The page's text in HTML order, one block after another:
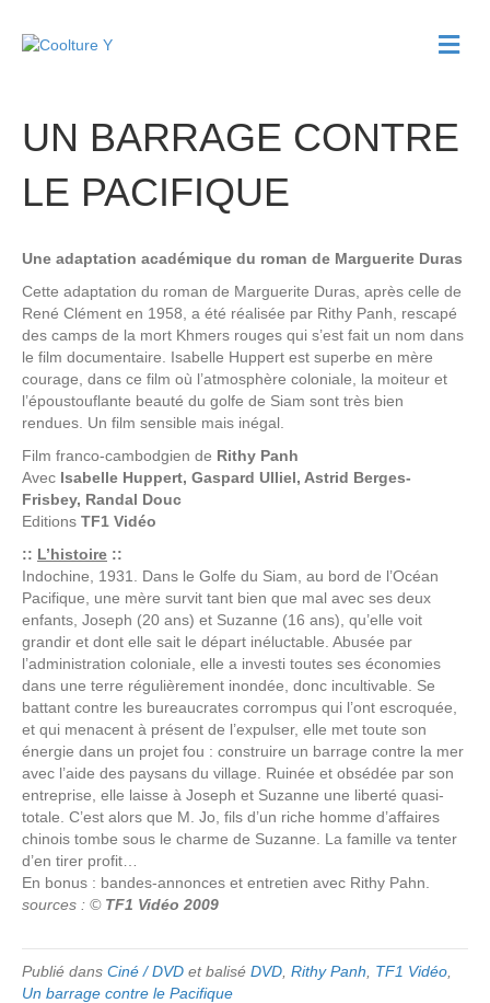
M
e
UN BARRAGE CONTRE
LE PACIFIQUE
Une adaptation académique du roman de Marguerite Duras
Cette adaptation du roman de Marguerite Duras, après celle de
René Clément en 1958, a été réalisée par Rithy Panh, rescapé
des camps de la mort Khmers rouges qui s’est fait un nom dans
le film documentaire. Isabelle Huppert est superbe en mère
courage, dans ce film où l’atmosphère coloniale, la moiteur et
l’époustouflante beauté du golfe de Siam sont très bien
rendues. Un film sensible mais inégal.
Film franco-cambodgien de Rithy Panh
Avec Isabelle Huppert, Gaspard Ulliel, Astrid Berges-
Frisbey, Randal Douc
Editions TF1 Vidéo
:: L’histoire ::
Indochine, 1931. Dans le Golfe du Siam, au bord de l’Océan
Pacifique, une mère survit tant bien que mal avec ses deux
enfants, Joseph (20 ans) et Suzanne (16 ans), qu’elle voit
grandir et dont elle sait le départ inéluctable. Abusée par
l’administration coloniale, elle a investi toutes ses économies
dans une terre régulièrement inondée, donc incultivable. Se
battant contre les bureaucrates corrompus qui l’ont escroquée,
et qui menacent à présent de l’expulser, elle met toute son
énergie dans un projet fou : construire un barrage contre la mer
avec l’aide des paysans du village. Ruinée et obsédée par son
entreprise, elle laisse à Joseph et Suzanne une liberté quasi-
totale. C’est alors que M. Jo, fils d’un riche homme d’affaires
chinois tombe sous le charme de Suzanne. La famille va tenter
d’en tirer profit…
En bonus : bandes-annonces et entretien avec Rithy Pahn.
sources : © TF1 Vidéo 2009
Publié dans Ciné / DVD et balisé DVD, Rithy Panh, TF1 Vidéo,
Un barrage contre le Pacifique